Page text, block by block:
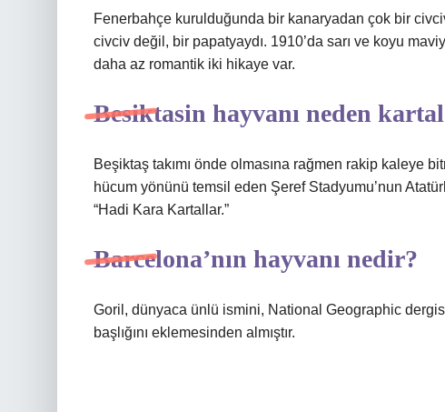
Fenerbahçe kurulduğunda bir kanaryadan çok bir
civciv değil, bir papatyaydı. 1910’da sarı ve koyu
daha az romantik iki hikaye var.
Besiktasin hayvanı neden
Beşiktaş takımı önde olmasına rağmen rakip kaleye
hücum yönünü temsil eden Şeref Stadyumu’nun
“Hadi Kara Kartallar.”
Barcelona’nın hayvanı nedir?
Goril, dünyaca ünlü ismini, National Geographic
başlığını eklemesinden almıştır.